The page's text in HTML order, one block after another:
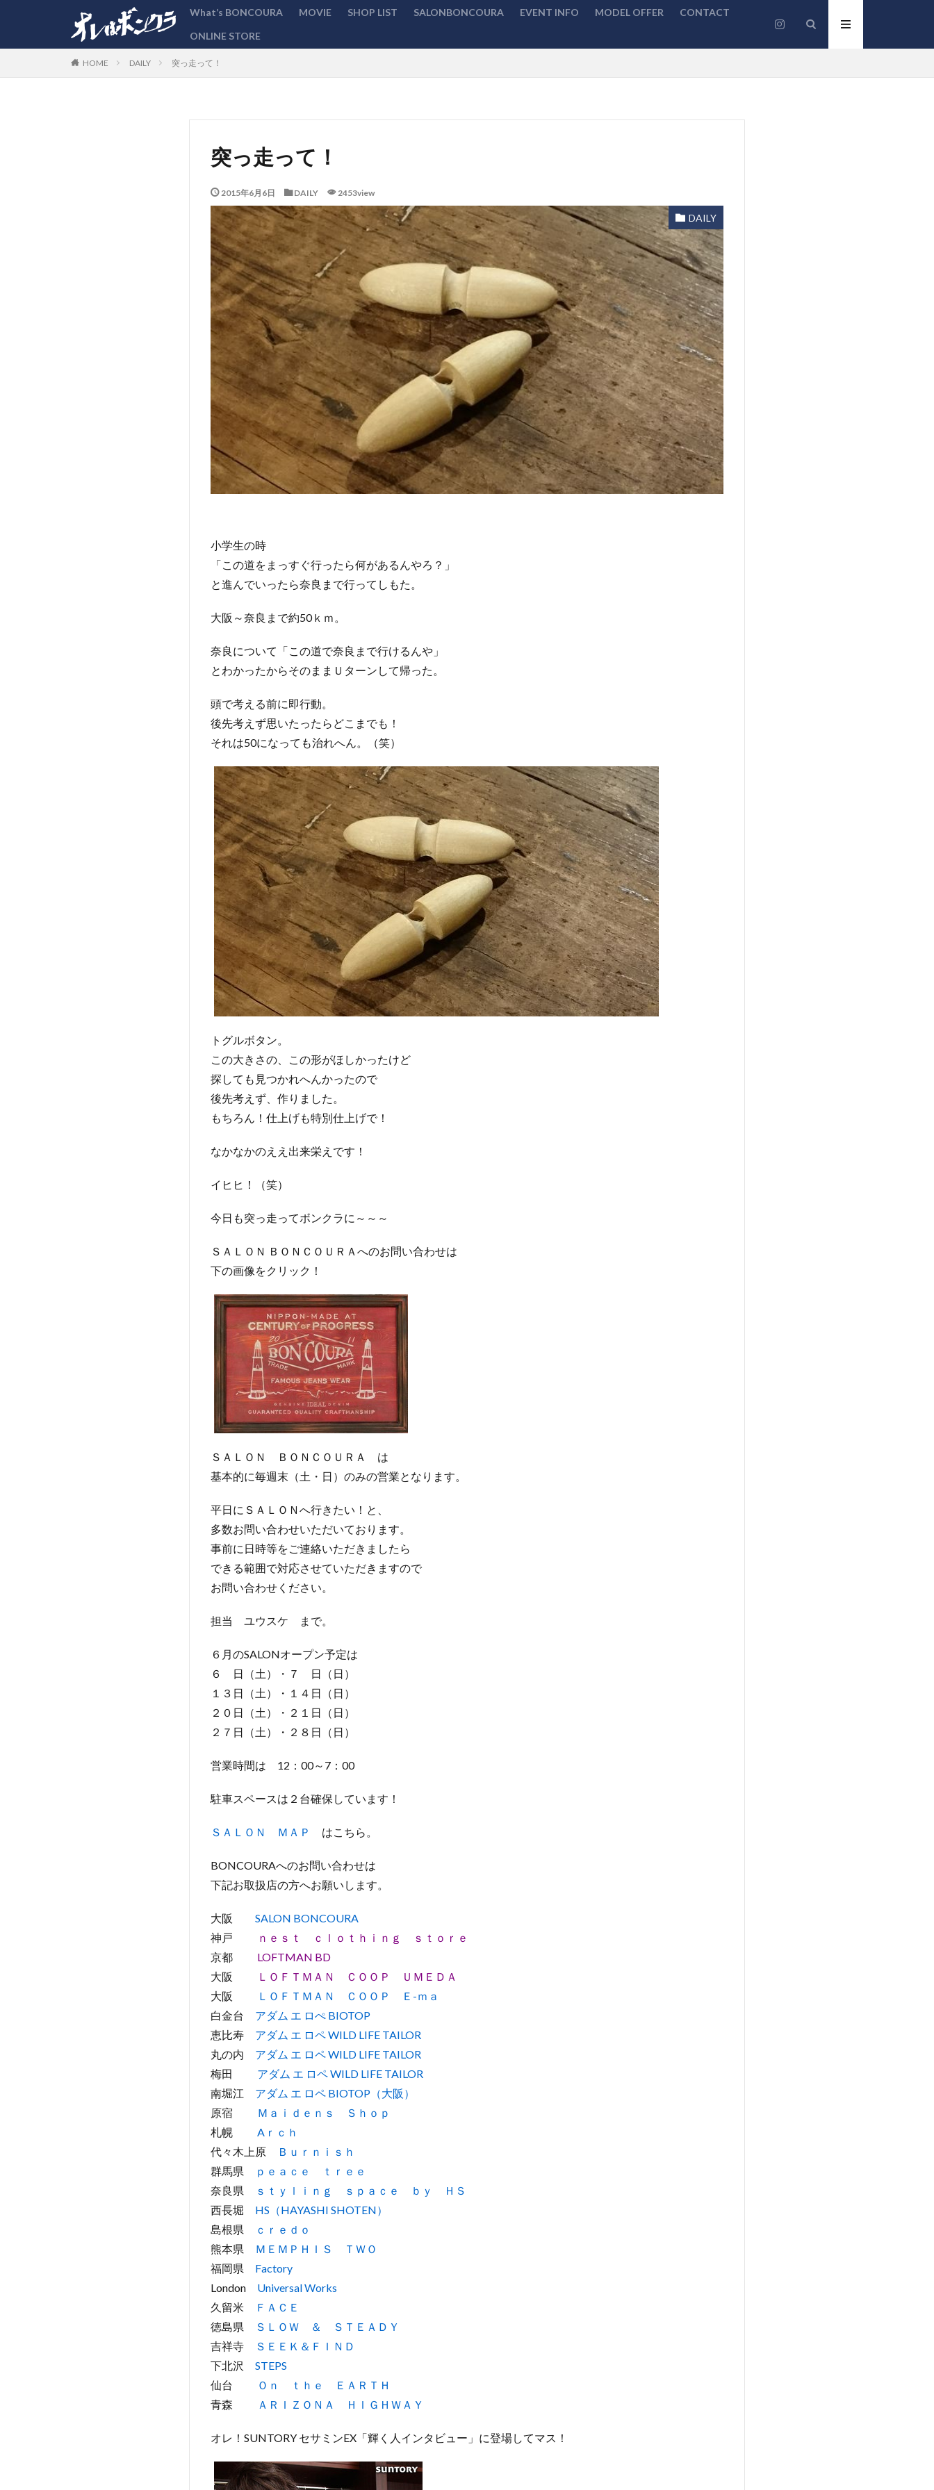
What’s BONCOURA MOVIE SHOP LIST SALONBONCOURA EVENT INFO MODEL OFFER
CONTACT
ONLINE STORE
HOME DAILY 突っ走って！
突っ走って！
2015年6月6日 DAILY 2453view
DAILY
小学生の時
「この道をまっすぐ行ったら何があるんやろ？」
と進んでいったら奈良まで行ってしもた。
大阪～奈良まで約50ｋｍ。
奈良について「この道で奈良まで行けるんや」
とわかったからそのままＵターンして帰った。
頭で考える前に即行動。
後先考えず思いたったらどこまでも！
それは50になっても治れへん。（笑）
トグルボタン。
この大きさの、この形がほしかったけど
探しても見つかれへんかったので
後先考えず、作りました。
もちろん！仕上げも特別仕上げで！
なかなかのええ出来栄えです！
イヒヒ！（笑）
今日も突っ走ってボンクラに～～～
ＳＡＬＯＮ ＢＯＮＣＯＵＲＡへのお問い合わせは
下の画像をクリック！
ＳＡＬＯＮ ＢＯＮＣＯＵＲＡ は
基本的に毎週末（土・日）のみの営業となります。
平日にＳＡＬＯＮへ行きたい！と、
多数お問い合わせいただいております。
事前に日時等をご連絡いただきましたら
できる範囲で対応させていただきますので
お問い合わせください。
担当 ユウスケ まで。
６月のSALONオープン予定は
６ 日（土）・７ 日（日）
１３日（土）・１４日（日）
２０日（土）・２１日（日）
２７日（土）・２８日（日）
営業時間は 12：00～7：00
駐車スペースは２台確保しています！
ＳＡＬＯＮ ＭＡＰ はこちら。
BONCOURAへのお問い合わせは
下記お取扱店の方へお願いします。
大阪 SALON BONCOURA
神戸
ｎｅｓｔ ｃｌｏｔｈｉｎｇ ｓｔｏｒｅ
京都 LOFTMAN BD
大阪
ＬＯＦＴＭＡＮ ＣＯＯＰ ＵＭＥＤＡ
大阪
ＬＯＦＴＭＡＮ ＣＯＯＰ Ｅ-ｍａ
白金台 アダム エ ロぺ BIOTOP
恵比寿 アダム エ ロペ WILD LIFE TAILOR
丸の内 アダム エ ロペ WILD LIFE TAILOR
梅田 アダム エ ロペ WILD LIFE TAILOR
南堀江 アダム エ ロペ BIOTOP（大阪）
原宿
Ｍａｉｄｅｎｓ Ｓｈｏｐ
札幌 Aｒｃｈ
代々木上原
Ｂｕｒｎｉｓｈ
群馬県
ｐｅａｃｅ ｔｒｅｅ
奈良県
ｓｔｙｌｉｎｇ ｓｐａｃｅ ｂｙ ＨＳ
西長堀 HS（HAYASHI SHOTEN）
島根県
ｃｒｅｄｏ
熊本県
ＭＥＭＰＨＩＳ ＴＷＯ
福岡県 Factory
London Universal Works
久留米
ＦＡＣＥ
徳島県
ＳＬＯＷ ＆ ＳＴＥＡＤＹ
吉祥寺
ＳＥＥＫ＆ＦＩＮＤ
下北沢 STEPS
仙台
Ｏｎ ｔｈｅ ＥＡＲＴＨ
青森
ＡＲＩＺＯＮＡ ＨＩＧＨＷＡＹ
オレ！SUNTORY セサミンEX「輝く人インタビュー」に登場してマス！
カテゴリー
検索